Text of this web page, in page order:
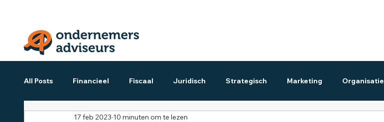
All Posts Financieel Fiscaal Juridisch Strategisch Marketing Organisatie
17 feb 2023 10 minuten om te lezen